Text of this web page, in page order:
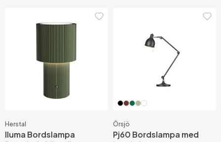
Herstal
Iluma Bordslampa
Örsjö
Pj60 Bordslampa med